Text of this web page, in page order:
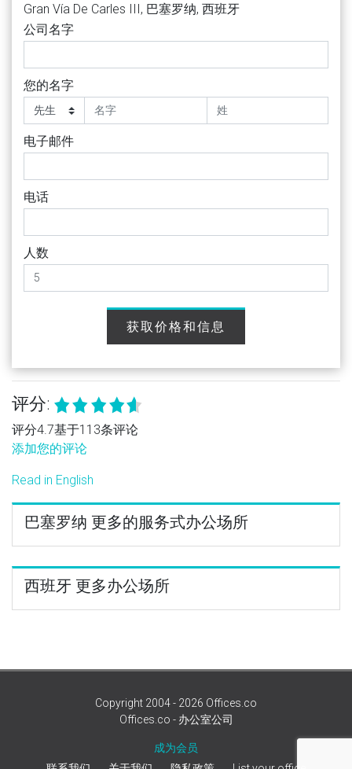
Gran Vía De Carles III, 巴塞罗纳, 西班牙
公司名字
您的名字
电子邮件
电话
人数
获取价格和信息
评分:
评分4.7基于113条评论
添加您的评论
Read in English
巴塞罗纳 更多的服务式办公场所
西班牙 更多办公场所
Copyright 2004 - 2026 Offices.co
Offices.co - 办公室公司
成为会员